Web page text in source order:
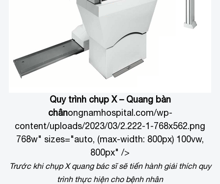
Quy trình chụp X – Quang bàn
chânongnamhospital.com/wp-
content/uploads/2023/03/2.222-1-768x562.png
768w" sizes="auto, (max-width: 800px) 100vw,
800px" />
Trước khi chụp X quang bác sĩ sẽ tiến hành giải thích quy
trình thực hiện cho bệnh nhân